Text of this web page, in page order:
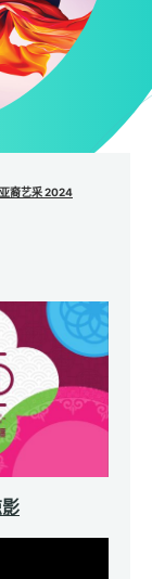
亚裔艺采 2024